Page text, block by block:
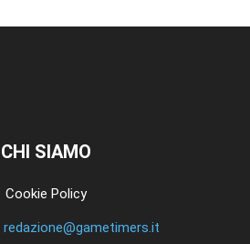
CHI SIAMO
Cookie Policy
redazione@gametimers.it